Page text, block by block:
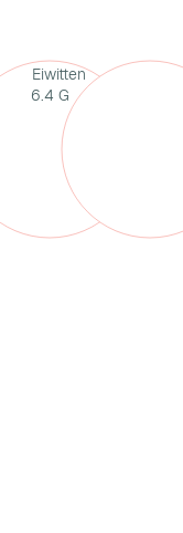
Eiwitten
6.4 G